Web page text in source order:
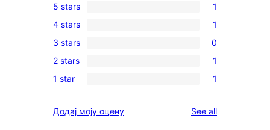
1
5-
star
review
5 stars 1
1
4-
star
review
4 stars 1
0
3-
star
3 stars 0
1
2-
review
2 stars 1
1
star
1 star 1
Додај моју оцену See allreviews